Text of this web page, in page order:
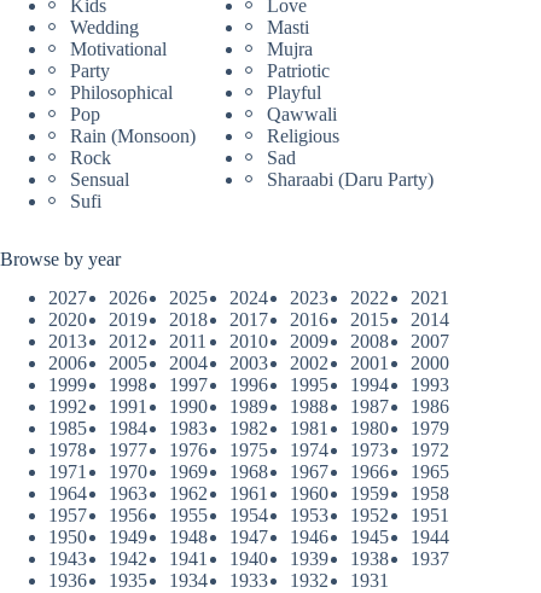
Kids
Love
Wedding
Masti
Motivational
Mujra
Party
Patriotic
Philosophical
Playful
Pop
Qawwali
Rain (Monsoon)
Religious
Rock
Sad
Sensual
Sharaabi (Daru Party)
Sufi
Browse by year
2027
2026 2025 2024 2023 2022
2021
2020
2019 2018 2017 2016 2015
2014
2013
2012 2011 2010 2009 2008
2007
2006
2005 2004 2003 2002 2001
2000
1999
1998 1997 1996 1995 1994
1993
1992
1991 1990 1989 1988 1987
1986
1985
1984 1983 1982 1981 1980
1979
1978
1977 1976 1975 1974 1973
1972
1971
1970 1969 1968 1967 1966
1965
1964
1963 1962 1961 1960 1959
1958
1957
1956 1955 1954 1953 1952
1951
1950
1949 1948 1947 1946 1945
1944
1943
1942 1941 1940 1939 1938
1937
1936
1935 1934 1933 1932 1931